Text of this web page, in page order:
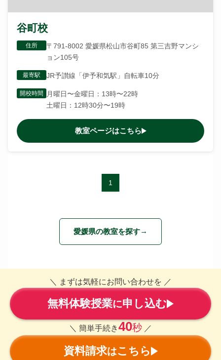
谷町校
住所
〒791-8002 愛媛県松山市谷町85 第三吉野マンシ
ョン105号
最寄駅 JR予讃線「伊予和気駅」自転車10分
開校時間
月曜日〜金曜日：13時〜22時
土曜日：12時30分〜19時
教室ページはこちら
1
愛媛県の教室を探す
＼ まずは気軽にお問い合わせを ／
無料体験授業に申し込む
＼ 簡単手続き40秒 ／
資料請求はこちら